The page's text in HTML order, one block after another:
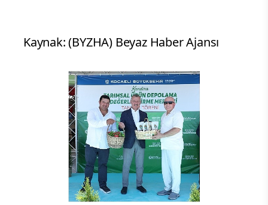
Kaynak: (BYZHA) Beyaz Haber Ajansı